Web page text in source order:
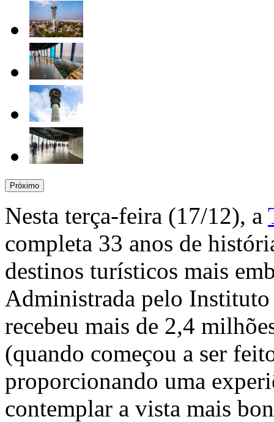
Próximo
Nesta terça-feira (17/12), a
completa 33 anos de
destinos turísticos mais
Administrada pelo
recebeu mais de 2,4
(quando começou a ser
proporcionando uma
contemplar a vista mais